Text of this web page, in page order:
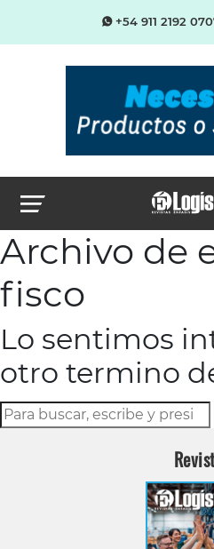
+54 911 2192
Archivo de
fisco
Lo sentimos
otro termino